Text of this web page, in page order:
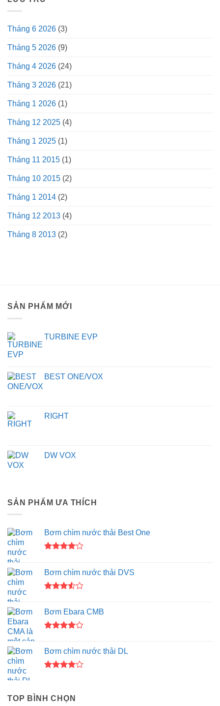
Tháng 6 2026 (3)
Tháng 5 2026 (9)
Tháng 4 2026 (24)
Tháng 3 2026 (21)
Tháng 1 2026 (1)
Tháng 12 2025 (4)
Tháng 1 2025 (1)
Tháng 11 2015 (1)
Tháng 10 2015 (2)
Tháng 1 2014 (2)
Tháng 12 2013 (4)
Tháng 8 2013 (2)
SẢN PHẨM MỚI
TURBINE EVP
BEST ONE/VOX
RIGHT
DW VOX
SẢN PHẨM ƯA THÍCH
Bơm chìm nước thải Best One
4.005
sao
Bơm chìm nước thải DVS
hạng
3.50 5
sao
Bơm Ebara CMB
4.005
sao
Bơm chìm nước thải DL
sao
TOP BÌNH CHỌN